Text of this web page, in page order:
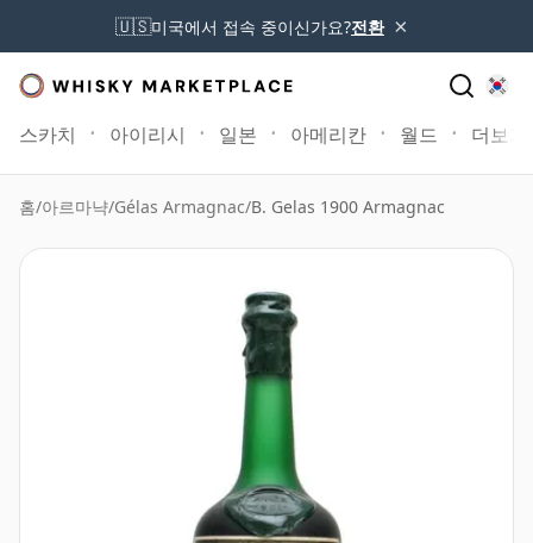
🇺🇸미국에서 접속 중이신가요?전환 ×
스카치 아이리시 일본 아메리칸 월드 더보기
홈/아르마냑/Gélas Armagnac/B. Gelas 1900 Armagnac